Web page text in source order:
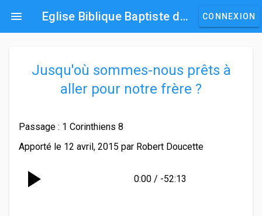
menu Eglise Biblique Baptiste de Vernon CONNEXION
Jusqu'où sommes-nous prêts à
aller pour notre frère ?
Passage : 1 Corinthiens 8
Apporté le 12 avril, 2015 par Robert Doucette
play_arrow 0:00 / -52:13